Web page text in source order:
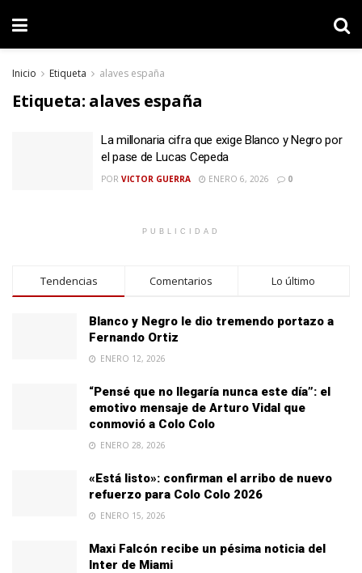
Inicio Etiqueta alaves españa
Etiqueta: alaves españa
La millonaria cifra que exige Blanco y Negro por
el pase de Lucas Cepeda
POR VICTOR GUERRA ENERO 6, 2026 0
PUBLICIDAD
Tendencias Comentarios Lo último
Blanco y Negro le dio tremendo portazo a
Fernando Ortiz
ENERO 12, 2026
“Pensé que no llegaría nunca este día”: el
emotivo mensaje de Arturo Vidal que
conmovió a Colo Colo
ENERO 28, 2026
«Está listo»: confirman el arribo de nuevo
refuerzo para Colo Colo 2026
ENERO 15, 2026
Maxi Falcón recibe un pésima noticia del
Inter de Miami